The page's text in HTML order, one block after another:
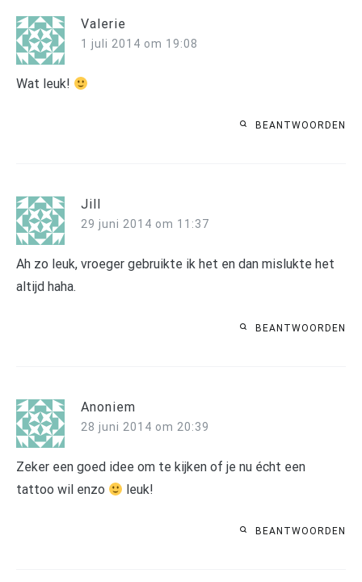
Valerie
1 juli 2014 om 19:08
Wat leuk!
BEANTWOORDEN
Jill
29 juni 2014 om 11:37
Ah zo leuk, vroeger gebruikte ik het en dan mislukte het
altijd haha.
BEANTWOORDEN
Anoniem
28 juni 2014 om 20:39
Zeker een goed idee om te kijken of je nu écht een
tattoo wil enzo
leuk!
BEANTWOORDEN